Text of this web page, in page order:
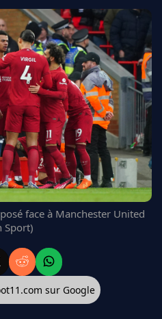
face à Manchester United
Sport)
sur Google